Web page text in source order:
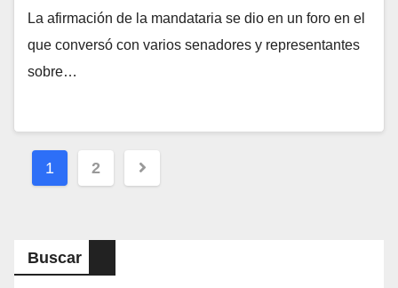
La afirmación de la mandataria se dio en un foro en el
que conversó con varios senadores y representantes
sobre…
Navegación
entradas
1 2
Buscar